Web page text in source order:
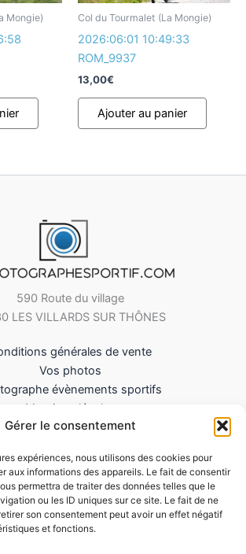
Gérer le consentement
expériences, nous utilisons des cookies pour
aux informations des appareils. Le fait de consentir
permettra de traiter des données telles que le
ou les ID uniques sur ce site. Le fait de ne
son consentement peut avoir un effet négatif
et fonctions.
Mongie) Col du Tourmalet (La Mongie)
2026:06:01 10:49:33
ROM_9937
13,00€
Ajouter au panier
590 Route du village
LES VILLARDS SUR THÔNES
générales de vente
Vos photos
évènements sportifs
Mentions légales
Mes Téléchargements
Politique de cookies (UE)